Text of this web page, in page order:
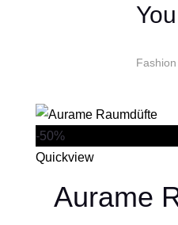
-50%
Quickview
Aurame